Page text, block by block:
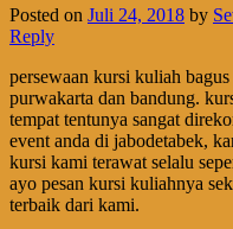
Posted on Juli 24, 2018 by
Reply
persewaan kursi kuliah
purwakarta dan bandung.
tempat tentunya sangat
event anda di jabodetabek,
kursi kami terawat selalu
ayo pesan kursi kuliahnya
terbaik dari kami.